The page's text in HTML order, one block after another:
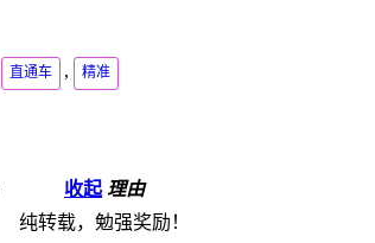
直通车 , 精准
收起 理由
纯转载，勉强奖励！